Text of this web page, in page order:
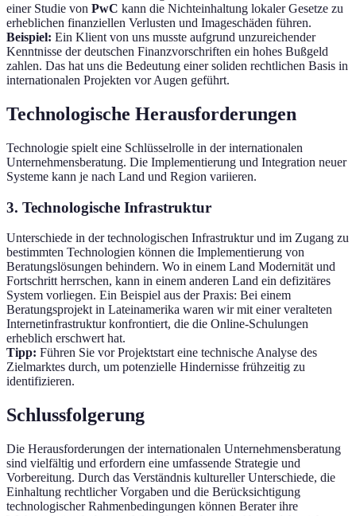
einer Studie von PwC kann die Nichteinhaltung lokaler Gesetze zu
erheblichen finanziellen Verlusten und Imageschäden führen.
Beispiel: Ein Klient von uns musste aufgrund unzureichender
Kenntnisse der deutschen Finanzvorschriften ein hohes Bußgeld
zahlen. Das hat uns die Bedeutung einer soliden rechtlichen Basis in
internationalen Projekten vor Augen geführt.
Technologische Herausforderungen
Technologie spielt eine Schlüsselrolle in der internationalen
Unternehmensberatung. Die Implementierung und Integration neuer
Systeme kann je nach Land und Region variieren.
3. Technologische Infrastruktur
Unterschiede in der technologischen Infrastruktur und im Zugang zu
bestimmten Technologien können die Implementierung von
Beratungslösungen behindern. Wo in einem Land Modernität und
Fortschritt herrschen, kann in einem anderen Land ein defizitäres
System vorliegen. Ein Beispiel aus der Praxis: Bei einem
Beratungsprojekt in Lateinamerika waren wir mit einer veralteten
Internetinfrastruktur konfrontiert, die die Online-Schulungen
erheblich erschwert hat.
Tipp: Führen Sie vor Projektstart eine technische Analyse des
Zielmarktes durch, um potenzielle Hindernisse frühzeitig zu
identifizieren.
Schlussfolgerung
Die Herausforderungen der internationalen Unternehmensberatung
sind vielfältig und erfordern eine umfassende Strategie und
Vorbereitung. Durch das Verständnis kultureller Unterschiede, die
Einhaltung rechtlicher Vorgaben und die Berücksichtigung
technologischer Rahmenbedingungen können Berater ihre